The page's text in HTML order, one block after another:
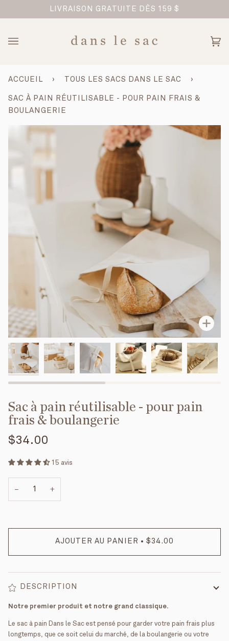
FAMILIALE
LIVRAISON GRATUITE DÈS 159 $
ACCUEIL › TOUS LES SACS DANS LE SAC ›
SAC À PAIN RÉUTILISABLE - POUR PAIN FRAIS &
BOULANGERIE
Sac à pain réutilisable - pour pain
frais & boulangerie
$34.00
15 avis
− +
AJOUTER AU PANIER • $34.00
DESCRIPTION
Notre premier produit et notre grand classique.
Le sac à pain Dans le Sac est pensé pour garder votre pain frais plus
longtemps, que ce soit celui du marché, de la boulangerie ou votre